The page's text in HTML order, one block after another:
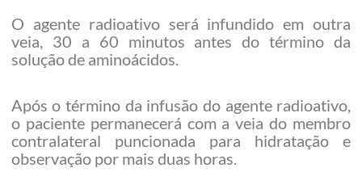
O agente radioativo será infundido em outra
veia, 30 a 60 minutos antes do término da
solução de aminoácidos.
Após o término da infusão do agente radioativo,
o paciente permanecerá com a veia do membro
contralateral puncionada para hidratação e
observação por mais duas horas.